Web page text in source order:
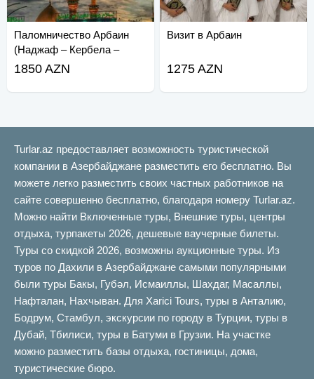
Паломничество Арбаин
(Наджаф – Кербела –
Мешхед)
1850 AZN
Визит в Арбаин
1275 AZN
Turlar.az предоставляет возможность туристической
компании в Азербайджане разместить его бесплатно. Вы
можете легко разместить своих частных работников на
сайте совершенно бесплатно, благодаря номеру Turlar.az.
Можно найти Включенные туры, Внешние туры, центры
отдыха, турпакеты 2026, дешевые ваучерные билеты.
Туры со скидкой 2026, возможны аукционные туры. Из
туров по Дахили в Азербайджане самыми популярными
были туры Бакы, Губəл, Исмаиллы, Шахдаг, Масаллы,
Нафталан, Нахчыван. Для Xarici Tours, туры в Анталию,
Бодрум, Стамбул, экскурсии по городу в Турции, туры в
Дубай, Тбилиси, туры в Батуми в Грузии. На участке
можно разместить базы отдыха, гостиницы, дома,
туристические бюро.